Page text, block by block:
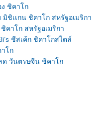
ชิคาโก
มิชิเเกน ชิคาโก สหรัฐอเมริกา
คาโก สหรัฐอเมริกา
ชีสเค้ก ชิคาโกสไตล์
โก
ด วันตรุษจีน ชิคาโก